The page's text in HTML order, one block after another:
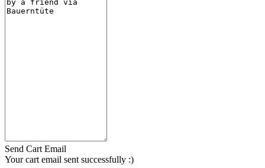
Send Cart Email
Your cart email sent successfully :)